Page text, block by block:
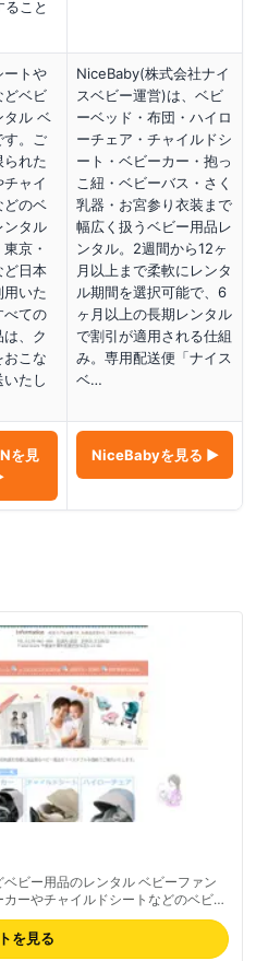
ること
ートや
どベビ
タル ベ
す。ご
られた
ャイ
どのベ
ンタル
京・
ど日本
用いた
べての
は、ク
おこな
いたし
NiceBaby(株式会社ナイ
スベビー運営)は、ベビ
ーベッド・布団・ハイロ
ーチェア・チャイルドシ
ート・ベビーカー・抱っ
こ紐・ベビーバス・さく
乳器・お宮参り衣装まで
幅広く扱うベビー用品レ
ンタル。2週間から12ヶ
月以上まで柔軟にレンタ
ル期間を選択可能で、6
ヶ月以上の長期レンタル
で割引が適用される仕組
み。専用配送便「ナイス
ベ…
を見
NiceBabyを見る ▶
ビー用品のレンタル ベビーファン
ーやチャイルドシートなどのベビー
阪・京都など日本全国からご利用い
、クリーニングをおこなってから発
を見る